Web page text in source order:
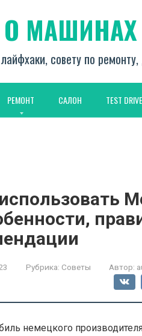
О
совету по
РЕМОНТ САЛОН TEST DRIVE
Рубрика: Советы Автор:
немецкого